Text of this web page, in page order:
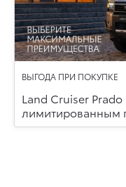
ВЫГОДА ПРИ ПОКУПКЕ
Land Cruiser Prado
лимитированным